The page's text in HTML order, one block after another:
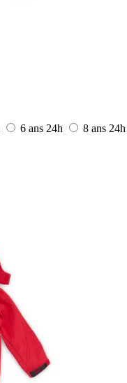
6 ans 24h 8 ans 24h